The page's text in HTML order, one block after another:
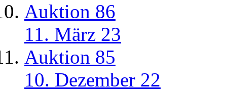
Auktion 86
11. März 23
Auktion 85
10. Dezember 22